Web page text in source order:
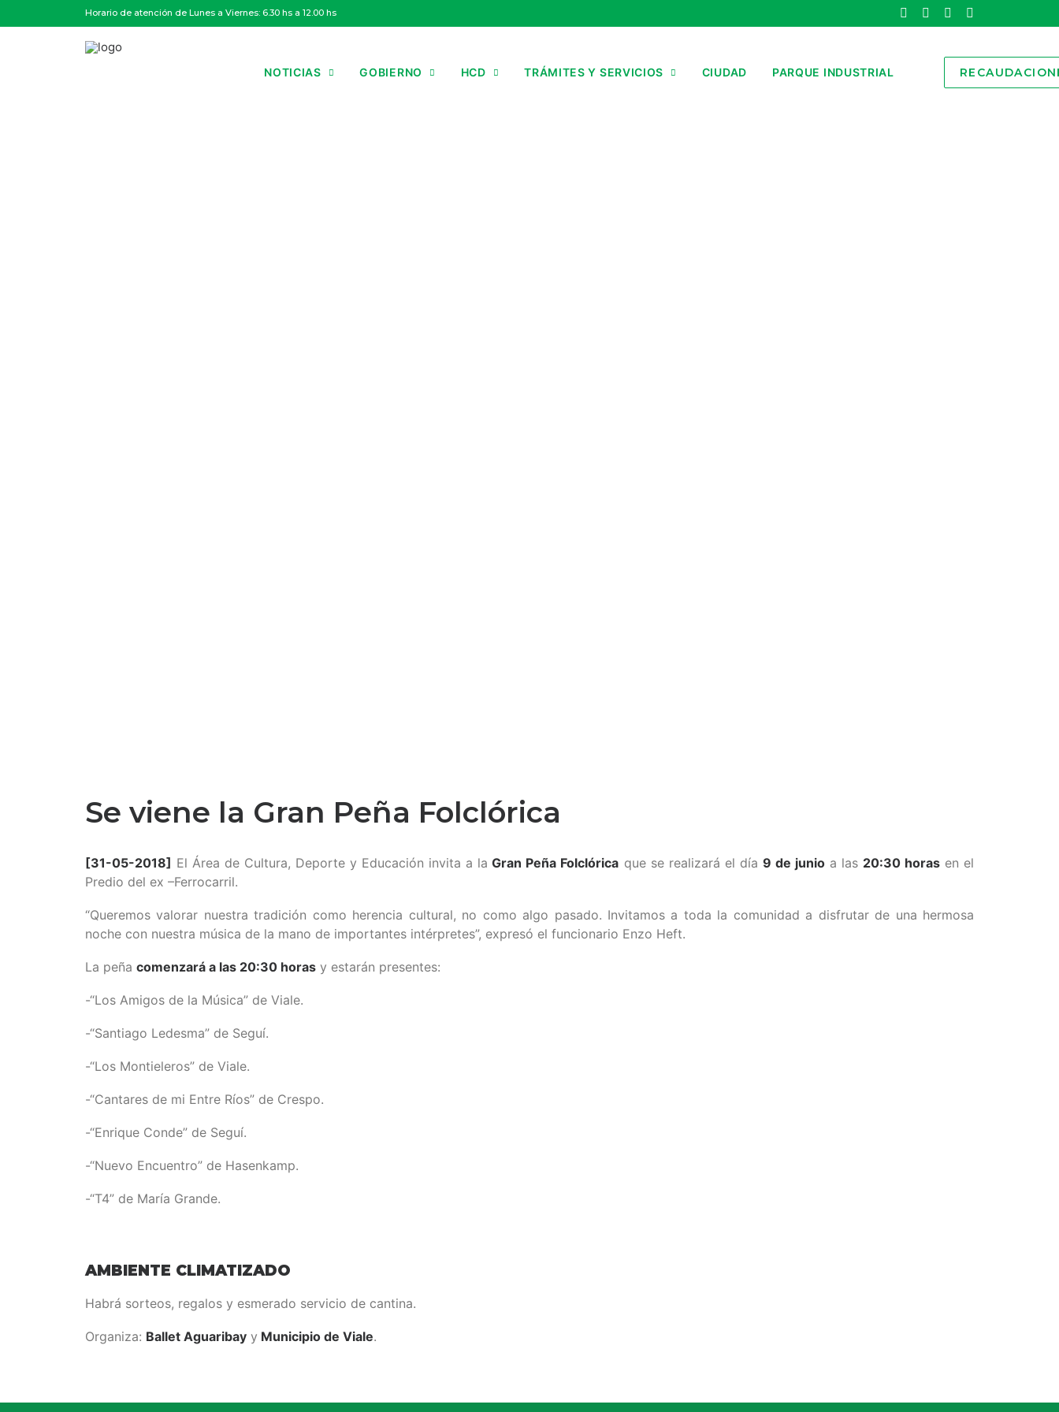
Horario de atención de Lunes a Viernes: 6.30 hs a 12.00 hs
NOTICIAS GOBIERNO HCD TRÁMITES Y SERVICIOS CIUDAD PARQUE INDUSTRIAL
Se viene la Gran Peña Folclórica
[31-05-2018] El Área de Cultura, Deporte y Educación invita a la Gran Peña Folclórica que se realizará el día 9 de junioa las 20:30 horasen el
Predio del ex –Ferrocarril.
“Queremos valorar nuestra tradición como herencia cultural, no como algo pasado. Invitamos a toda la comunidad a disfrutar de una hermosa
noche con nuestra música de la mano de importantes intérpretes”, expresó el funcionario Enzo Heft.
La peña comenzará a las 20:30 horas y estarán presentes:
-“Los Amigos de la Música” de Viale.
-“Santiago Ledesma” de Seguí.
-“Los Montieleros” de Viale.
-“Cantares de mi Entre Ríos” de Crespo.
-“Enrique Conde” de Seguí.
-“Nuevo Encuentro” de Hasenkamp.
-“T4” de María Grande.
AMBIENTE CLIMATIZADO
Habrá sorteos, regalos y esmerado servicio de cantina.
Organiza: Ballet Aguaribay y Municipio de Viale.